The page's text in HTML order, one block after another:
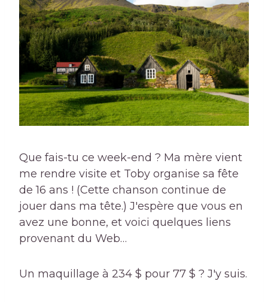
Que fais-tu ce week-end ? Ma mère vient
me rendre visite et Toby organise sa fête
de 16 ans ! (Cette chanson continue de
jouer dans ma tête.) J'espère que vous en
avez une bonne, et voici quelques liens
provenant du Web…
Un maquillage à 234 $ pour 77 $ ? J'y suis.